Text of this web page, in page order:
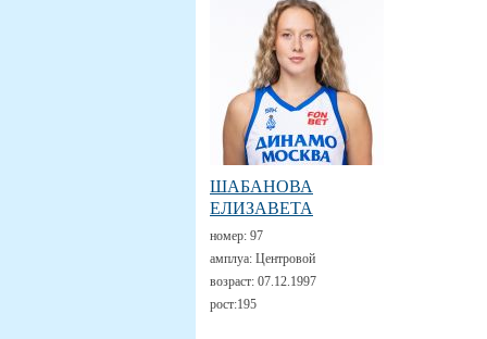
ШАБАНОВА
ЕЛИЗАВЕТА
номер: 97
амплуа: Центровой
возраст: 07.12.1997
рост:195